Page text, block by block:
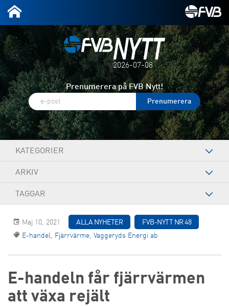
2026-07-08
Prenumerera på FVB Nytt!
KATEGORIER
ARKIV
TAGGAR
Maj 10, 2021 ALLA NYHETER
FVB-NYTT NR 48
E-handel, Fjärrvärme, Vaggeryds Energi ab
E-handeln får fjärrvärmen
att växa rejält